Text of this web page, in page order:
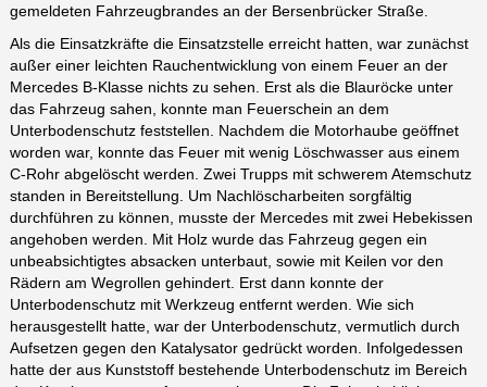
gemeldeten Fahrzeugbrandes an der Bersenbrücker Straße.
Als die Einsatzkräfte die Einsatzstelle erreicht hatten, war zunächst
außer einer leichten Rauchentwicklung von einem Feuer an der
Mercedes B-Klasse nichts zu sehen. Erst als die Blauröcke unter
das Fahrzeug sahen, konnte man Feuerschein an dem
Unterbodenschutz feststellen. Nachdem die Motorhaube geöffnet
worden war, konnte das Feuer mit wenig Löschwasser aus einem
C-Rohr abgelöscht werden. Zwei Trupps mit schwerem Atemschutz
standen in Bereitstellung. Um Nachlöscharbeiten sorgfältig
durchführen zu können, musste der Mercedes mit zwei Hebekissen
angehoben werden. Mit Holz wurde das Fahrzeug gegen ein
unbeabsichtigtes absacken unterbaut, sowie mit Keilen vor den
Rädern am Wegrollen gehindert. Erst dann konnte der
Unterbodenschutz mit Werkzeug entfernt werden. Wie sich
herausgestellt hatte, war der Unterbodenschutz, vermutlich durch
Aufsetzen gegen den Katalysator gedrückt worden. Infolgedessen
hatte der aus Kunststoff bestehende Unterbodenschutz im Bereich